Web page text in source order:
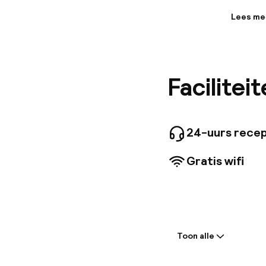
natuur
Lees
24-uurs
Gratis wifi
Toon alle